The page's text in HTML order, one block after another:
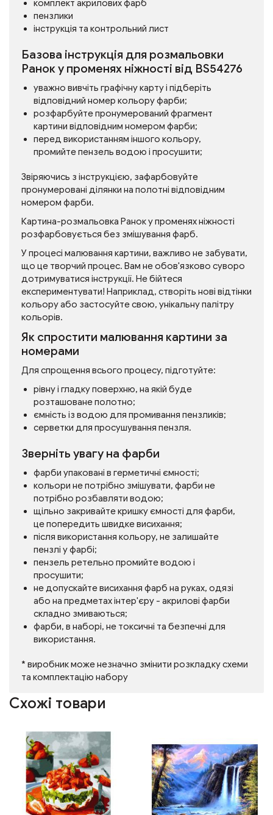
комплект акрилових фарб
пензлики
інструкція та контрольний лист
Базова інструкція для розмальовки
Ранок у променях ніжності від BS54276
уважно вивчіть графічну карту і підберіть
відповідний номер кольору фарби;
розфарбуйте пронумерований фрагмент
картини відповідним номером фарби;
перед використанням іншого кольору,
промийте пензель водою і просушити;
Звіряючись з інструкцією, зафарбовуйте
пронумеровані ділянки на полотні відповідним
номером фарби.
Картина-розмальовка Ранок у променях ніжності
розфарбовується без змішування фарб.
У процесі малювання картини, важливо не забувати,
що це творчий процес. Вам не обов'язково суворо
дотримуватися інструкції. Не бійтеся
експериментувати! Наприклад, створіть нові відтінки
кольору або застосуйте свою, унікальну палітру
кольорів.
Як спростити малювання картини за
номерами
Для спрощення всього процесу, підготуйте:
рівну і гладку поверхню, на якій буде
розташоване полотно;
ємність із водою для промивання пензликів;
серветки для просушування пензля.
Зверніть увагу на фарби
фарби упаковані в герметичні ємності;
кольори не потрібно змішувати, фарби не
потрібно розбавляти водою;
щільно закривайте кришку ємності для фарби,
це попередить швидке висихання;
після використання кольору, не залишайте
пензлі у фарбі;
пензель ретельно промийте водою і
просушити;
не допускайте висихання фарб на руках, одязі
або на предметах інтер'єру - акрилові фарби
складно змиваються;
фарби, в наборі, не токсичні та безпечні для
використання.
* виробник може незначно змінити розкладку схеми
та комплектацію набору
Схожі товари